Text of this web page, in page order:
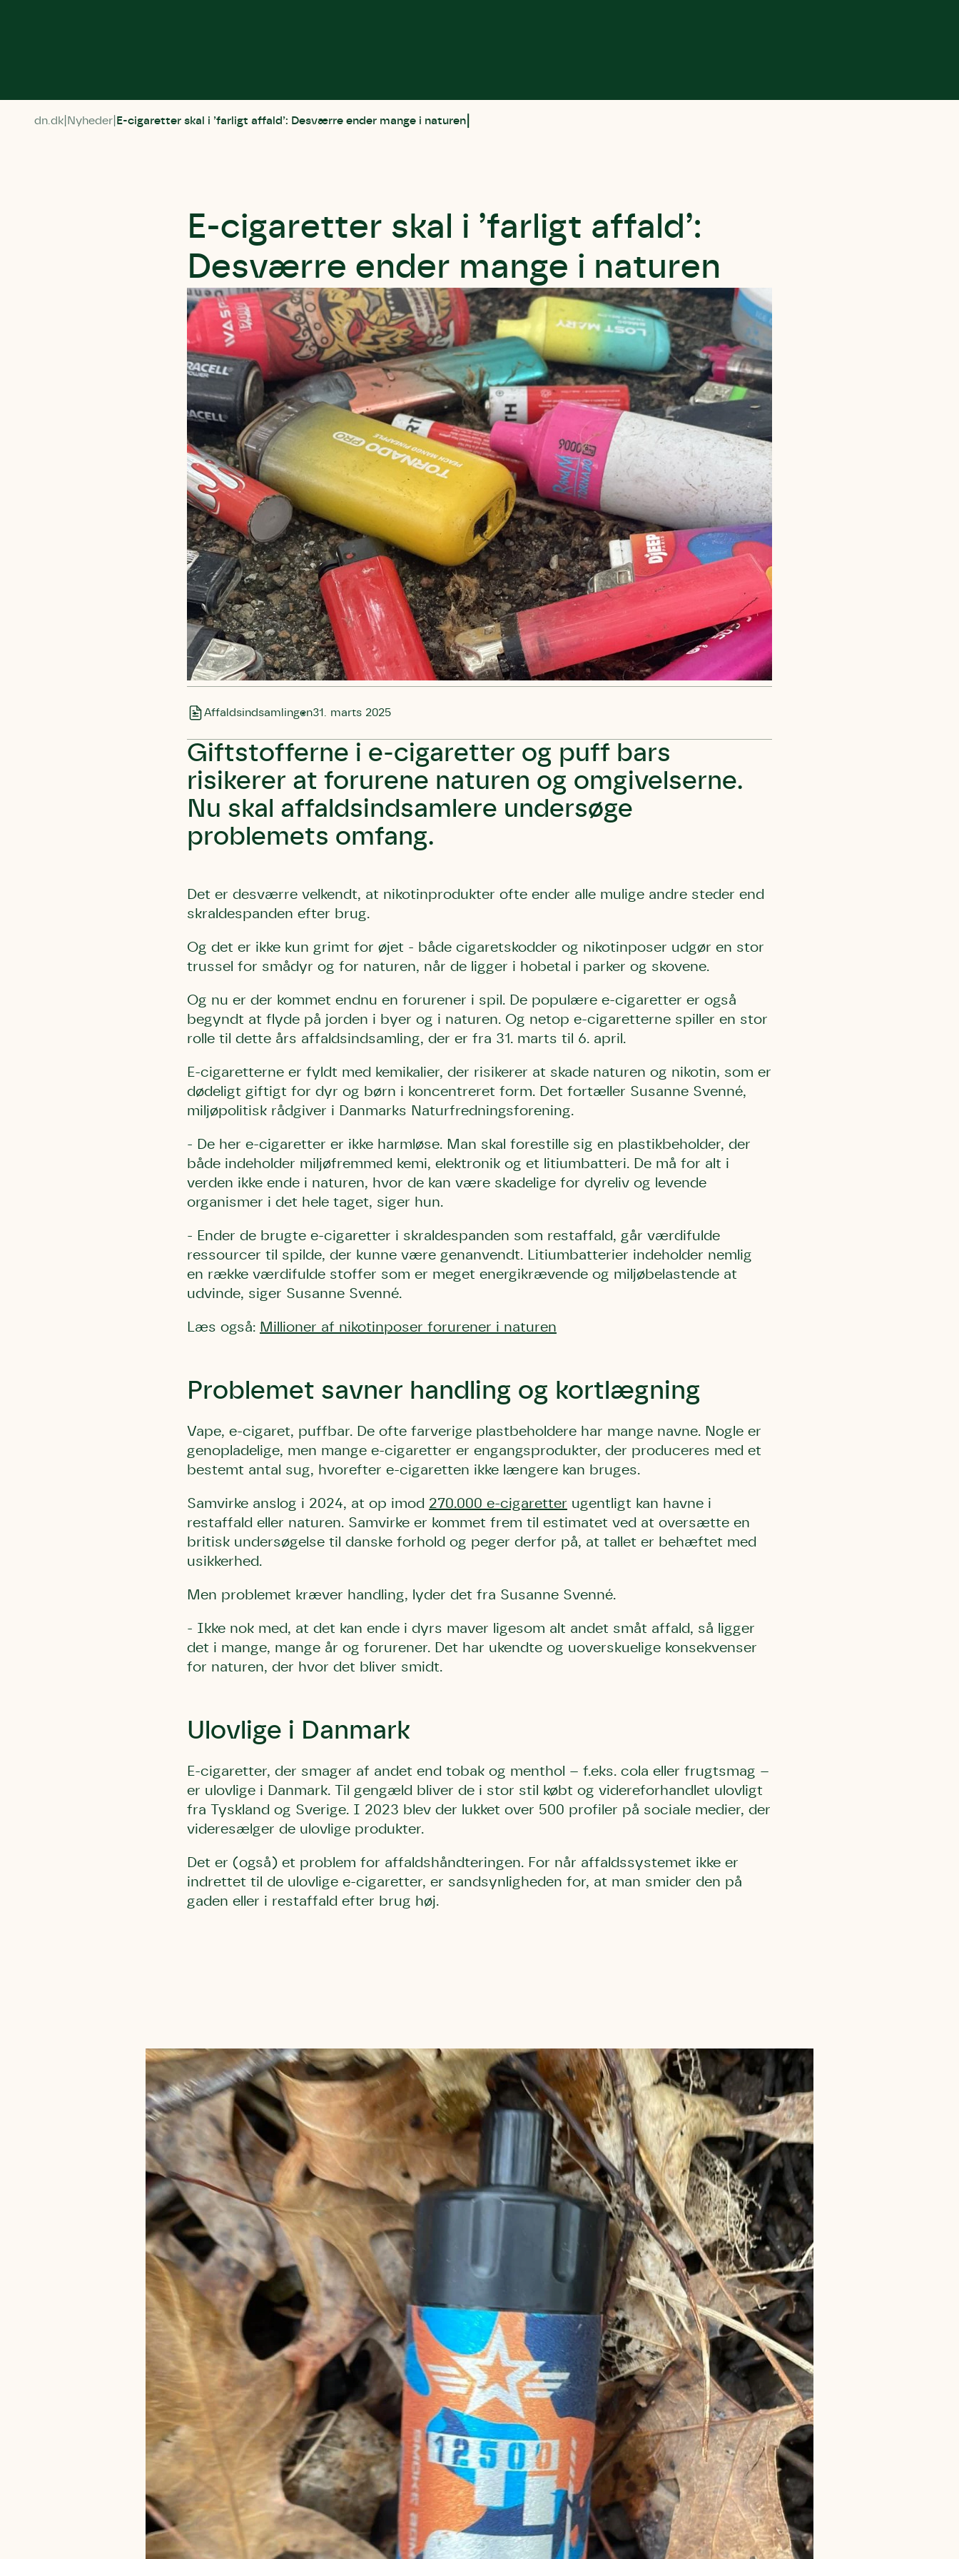
dn.dk Nyheder E-cigaretter skal i ’farligt affald’: Desværre ender mange i naturen
E-cigaretter skal i ’farligt affald’:
Desværre ender mange i naturen
Affaldsindsamlingen31. marts 2025
Giftstofferne i e-cigaretter og puff bars
risikerer at forurene naturen og omgivelserne.
Nu skal affaldsindsamlere undersøge
problemets omfang.
Det er desværre velkendt, at nikotinprodukter ofte ender alle mulige andre steder end
skraldespanden efter brug.
Og det er ikke kun grimt for øjet - både cigaretskodder og nikotinposer udgør en stor
trussel for smådyr og for naturen, når de ligger i hobetal i parker og skovene.
Og nu er der kommet endnu en forurener i spil. De populære e-cigaretter er også
begyndt at flyde på jorden i byer og i naturen. Og netop e-cigaretterne spiller en stor
rolle til dette års affaldsindsamling, der er fra 31. marts til 6. april.
E-cigaretterne er fyldt med kemikalier, der risikerer at skade naturen og nikotin, som er
dødeligt giftigt for dyr og børn i koncentreret form. Det fortæller Susanne Svenné,
miljøpolitisk rådgiver i Danmarks Naturfredningsforening.
- De her e-cigaretter er ikke harmløse. Man skal forestille sig en plastikbeholder, der
både indeholder miljøfremmed kemi, elektronik og et litiumbatteri. De må for alt i
verden ikke ende i naturen, hvor de kan være skadelige for dyreliv og levende
organismer i det hele taget, siger hun.
- Ender de brugte e-cigaretter i skraldespanden som restaffald, går værdifulde
ressourcer til spilde, der kunne være genanvendt. Litiumbatterier indeholder nemlig
en række værdifulde stoffer som er meget energikrævende og miljøbelastende at
udvinde, siger Susanne Svenné.
Læs også: Millioner af nikotinposer forurener i naturen
Problemet savner handling og kortlægning
Vape, e-cigaret, puffbar. De ofte farverige plastbeholdere har mange navne. Nogle er
genopladelige, men mange e-cigaretter er engangsprodukter, der produceres med et
bestemt antal sug, hvorefter e-cigaretten ikke længere kan bruges.
Samvirke anslog i 2024, at op imod 270.000 e-cigaretter ugentligt kan havne i
restaffald eller naturen. Samvirke er kommet frem til estimatet ved at oversætte en
britisk undersøgelse til danske forhold og peger derfor på, at tallet er behæftet med
usikkerhed.
Men problemet kræver handling, lyder det fra Susanne Svenné.
- Ikke nok med, at det kan ende i dyrs maver ligesom alt andet småt affald, så ligger
det i mange, mange år og forurener. Det har ukendte og uoverskuelige konsekvenser
for naturen, der hvor det bliver smidt.
Ulovlige i Danmark
E-cigaretter, der smager af andet end tobak og menthol – f.eks. cola eller frugtsmag –
er ulovlige i Danmark. Til gengæld bliver de i stor stil købt og videreforhandlet ulovligt
fra Tyskland og Sverige. I 2023 blev der lukket over 500 profiler på sociale medier, der
videresælger de ulovlige produkter.
Det er (også) et problem for affaldshåndteringen. For når affaldssystemet ikke er
indrettet til de ulovlige e-cigaretter, er sandsynligheden for, at man smider den på
gaden eller i restaffald efter brug høj.
Linie 1
Test
Hjørring
Skriv under (hjørring)
Fornavn
Telefon
Danmarks Naturfredningsforening må
Første punkt
Endelig er kvashegnet også
et godt hjem for jordhumle,
der nok er den mest kendte
af de danske humlebiarter.
Den store humlebi – eller
brumbasse som mange
Andet punkt
blomster og afgrøder i din
have.
Fornavn
Email
Telefon
Danmarks Naturfredningsforening må gerne kontakte
Storken tilbage til Kolding
Storken tilbage til Kolding
Fornavn
Telefon
Danmarks Naturfredningsforening må gerne